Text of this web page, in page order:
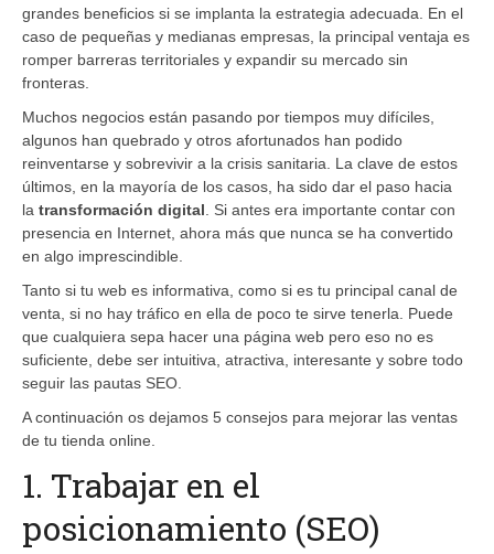
grandes beneficios si se implanta la estrategia adecuada. En el
caso de pequeñas y medianas empresas, la principal ventaja es
romper barreras territoriales y expandir su mercado sin
fronteras.
Muchos negocios están pasando por tiempos muy difíciles,
algunos han quebrado y otros afortunados han podido
reinventarse y sobrevivir a la crisis sanitaria. La clave de estos
últimos, en la mayoría de los casos, ha sido dar el paso hacia
la transformación digital . Si antes era importante contar con
presencia en Internet, ahora más que nunca se ha convertido
en algo imprescindible.
Tanto si tu web es informativa, como si es tu principal canal de
venta, si no hay tráfico en ella de poco te sirve tenerla. Puede
que cualquiera sepa hacer una página web pero eso no es
suficiente, debe ser intuitiva, atractiva, interesante y sobre todo
seguir las pautas SEO.
A continuación os dejamos 5 consejos para mejorar las ventas
de tu tienda online.
1. Trabajar en el
posicionamiento (SEO)